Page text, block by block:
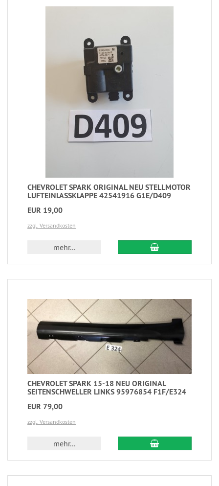
CHEVROLET SPARK ORIGINAL NEU STELLMOTOR
LUFTEINLASSKLAPPE 42541916 G1E/D409
EUR 19,00
zzgl. Versandkosten
mehr...
CHEVROLET SPARK 15-18 NEU ORIGINAL
SEITENSCHWELLER LINKS 95976854 F1F/E324
EUR 79,00
zzgl. Versandkosten
mehr...